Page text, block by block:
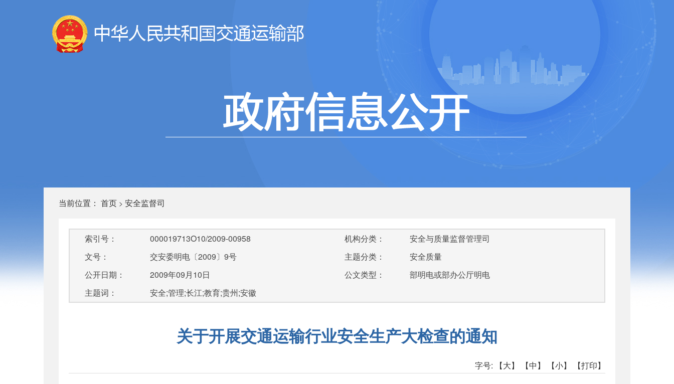
当前位置： 首页 > 安全监督司
索引号：
000019713O10/2009-00958
文号：
交安委明电〔2009〕9号
公开日期：
2009年09月10日
主题词：
安全;管理;长江;教育;贵州;安徽
机构分类：
安全与质量监督管理司
主题分类：
安全质量
公文类型：
部明电或部办公厅明电
关于开展交通运输行业安全生产大检查的通知
字号: 【大】 【中】 【小】 【打印】